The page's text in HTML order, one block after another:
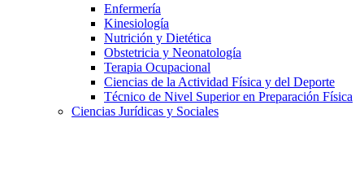
Enfermería
Kinesiología
Nutrición y Dietética
Obstetricia y Neonatología
Terapia Ocupacional
Ciencias de la Actividad Física y del Deporte
Técnico de Nivel Superior en Preparación Física
Ciencias Jurídicas y Sociales